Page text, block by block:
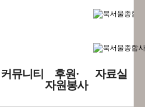
커뮤니티
후원·
자원봉사
자료실